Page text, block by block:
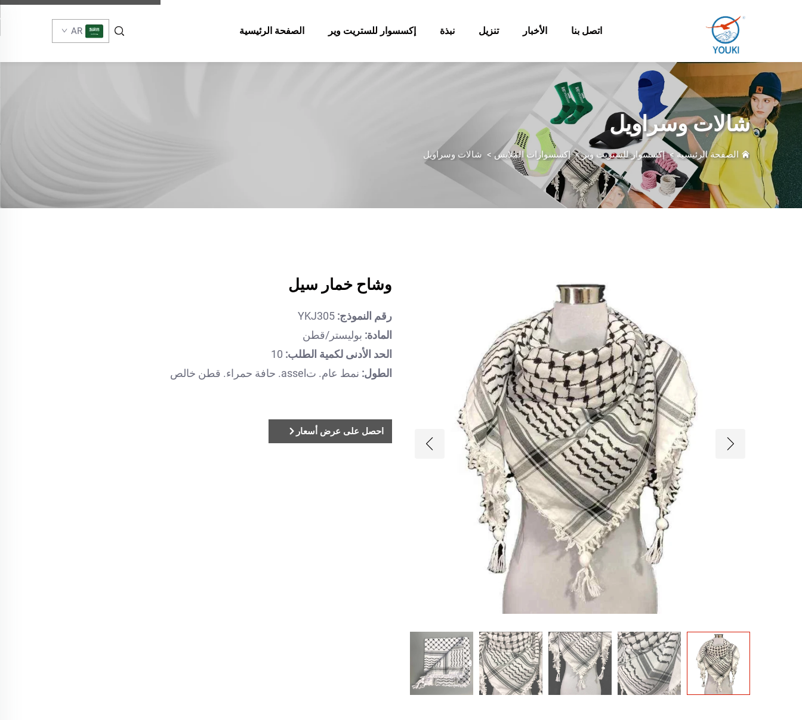
الصفحة الرئيسية إكسسوار للستريت وير نبذة تنزيل الأخبار اتصل بنا AR
شالات وسراويل
الصفحة الرئيسية>إكسسوار للستريت وير>إكسسوارات الملابس > شالات وسراويل
وشاح خمار سيل
رقم النموذج: YKJ305
المادة: بوليستر/قطن
الحد الأدنى لكمية الطلب: 10
الطول: نمط عام. تassel. حافة حمراء. قطن خالص
احصل على عرض أسعار